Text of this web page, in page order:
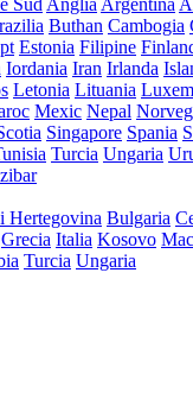
Sud Anglia Argentina
Buthan Cambogia
Estonia Filipine
Iordania Iran Irlanda
Letonia Lituania
Mexic Nepal
Singapore Spania
Turcia Ungaria
Hertegovina Bulgaria
Grecia Italia Kosovo
Turcia Ungaria